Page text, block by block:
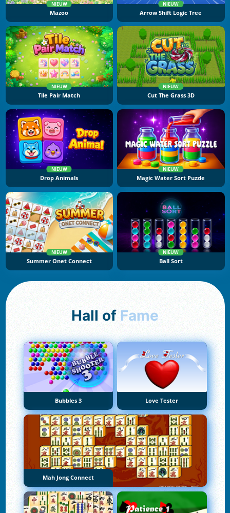
NIEUW
Mazoo
NIEUW
Arrow Shift Logic Tree
NIEUW
Tile Pair Match
NIEUW
Cut The Grass 3D
NIEUW
Drop Animals
NIEUW
Magic Water Sort Puzzle
NIEUW
Summer Onet Connect
NIEUW
Ball Sort
Hall of Fame
Bubbles 3 Love Tester
Mah Jong Connect